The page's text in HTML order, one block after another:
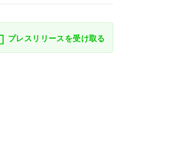
プレスリリースを受け取る